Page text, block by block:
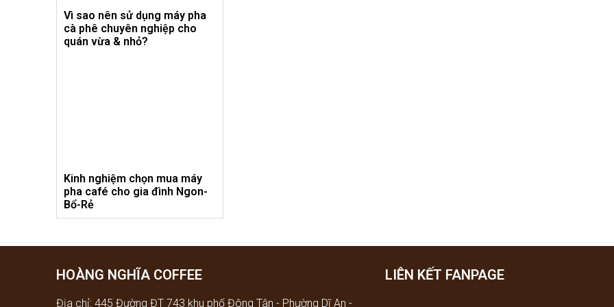
Vì sao nên sử dụng máy pha
cà phê chuyên nghiệp cho
quán vừa & nhỏ?
Kinh nghiệm chọn mua máy
pha café cho gia đình Ngon-
Bổ-Rẻ
HOÀNG NGHĨA COFFEE
Địa chỉ: 445 Đường ĐT 743 khu phố Đông Tân - Phường Dĩ An -
LIÊN KẾT FANPAGE